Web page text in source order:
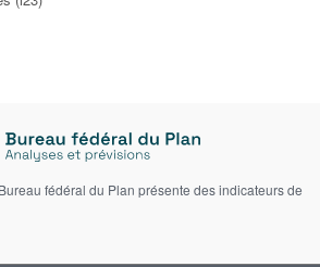
fédéral du Plan présente des indicateurs de